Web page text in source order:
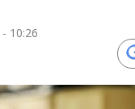
10:26